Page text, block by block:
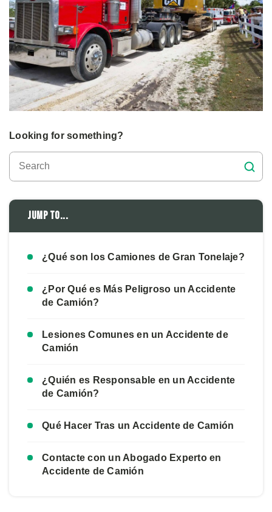
Looking for something?
Jump to...
¿Qué son los Camiones de Gran Tonelaje?
¿Por Qué es Más Peligroso un Accidente
de Camión?
Lesiones Comunes en un Accidente de
Camión
¿Quién es Responsable en un Accidente
de Camión?
Qué Hacer Tras un Accidente de Camión
Contacte con un Abogado Experto en
Accidente de Camión